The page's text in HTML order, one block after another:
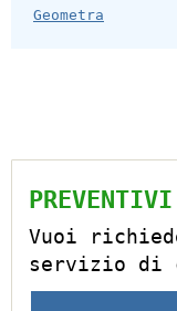
Geometra
Vuoi
servizio di